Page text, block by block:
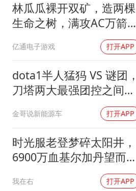
林瓜瓜裸开双矿，造两棵
生命之树，满攻AC万箭齐
亿通电子游戏 打开APP
dota1半人猛犸 VS 谜团，
刀塔两大最强团控之间的
金哥说新能源车 打开APP
时光服老登梦碎太阳井，
6900万血基尔加丹望而生
我在右 打开APP